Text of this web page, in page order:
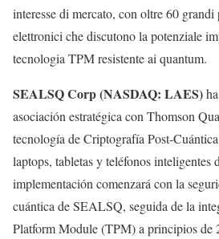
interesse di mercato, con oltre 60
elettronici che discutono la potenziale
tecnologia TPM resistente ai quantum.
SEALSQ Corp (NASDAQ: LAES)
asociación estratégica con Thomson
tecnología de Criptografía Post-
laptops, tabletas y teléfonos inteligentes
implementación comenzará con la
cuántica de SEALSQ, seguida de la
Platform Module (TPM) a principios de